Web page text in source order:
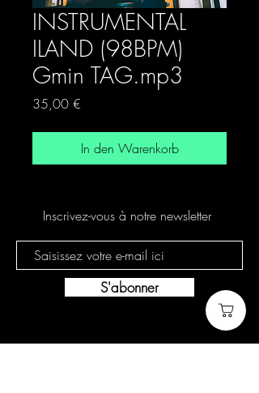
INSTRUMENTAL
ILAND (98BPM)
Gmin TAG.mp3
35,00 €
In den Warenkorb
Inscrivez-vous à notre newsletter
S'abonner